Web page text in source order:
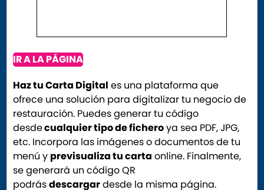
IR A LA PÁGINA
Haz tu Carta Digital es una plataforma que
ofrece una solución para digitalizar tu negocio de
restauración. Puedes generar tu código
desdecualquier tipo de ficheroya sea PDF, JPG,
etc. Incorpora las imágenes o documentos de tu
menú y previsualiza tu carta online. Finalmente,
se generará un código QR
podrásdescargardesde la misma página.